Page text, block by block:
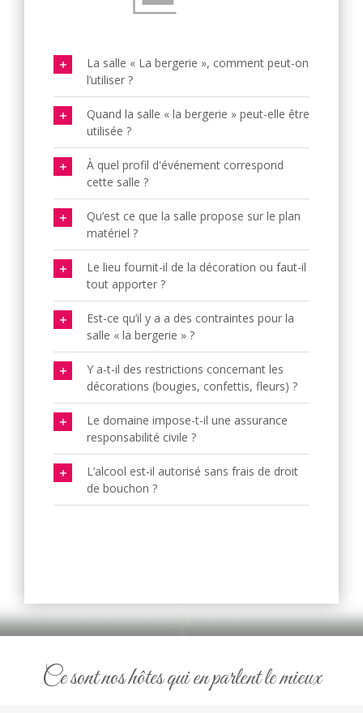
La salle « La bergerie », comment peut-on
l’utiliser ?
Quand la salle « la bergerie » peut-elle être
utilisée ?
À quel profil d'événement correspond
cette salle ?
Qu’est ce que la salle propose sur le plan
matériel ?
Le lieu fournit-il de la décoration ou faut-il
tout apporter ?
Est-ce qu’il y a a des contraintes pour la
salle « la bergerie » ?
Y a-t-il des restrictions concernant les
décorations (bougies, confettis, fleurs) ?
Le domaine impose-t-il une assurance
responsabilité civile ?
L’alcool est-il autorisé sans frais de droit
de bouchon ?
Ce sont nos hôtes qui en parlent le mieux